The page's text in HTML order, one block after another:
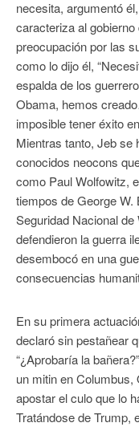
necesita, argumentó
caracteriza al
preocupación por las
como lo dijo él,
espalda de los
Obama, hemos
imposible tener éxito
Mientras tanto, Jeb se
conocidos neocons
como Paul Wolfowitz,
tiempos de George
Seguridad Nacional
defendieron la guerra
desembocó en una
consecuencias
En su primera
declaró sin pestañear
“¿Aprobaría la
un mitin en Columbus,
apostar el culo que lo
Tratándose de Trump,